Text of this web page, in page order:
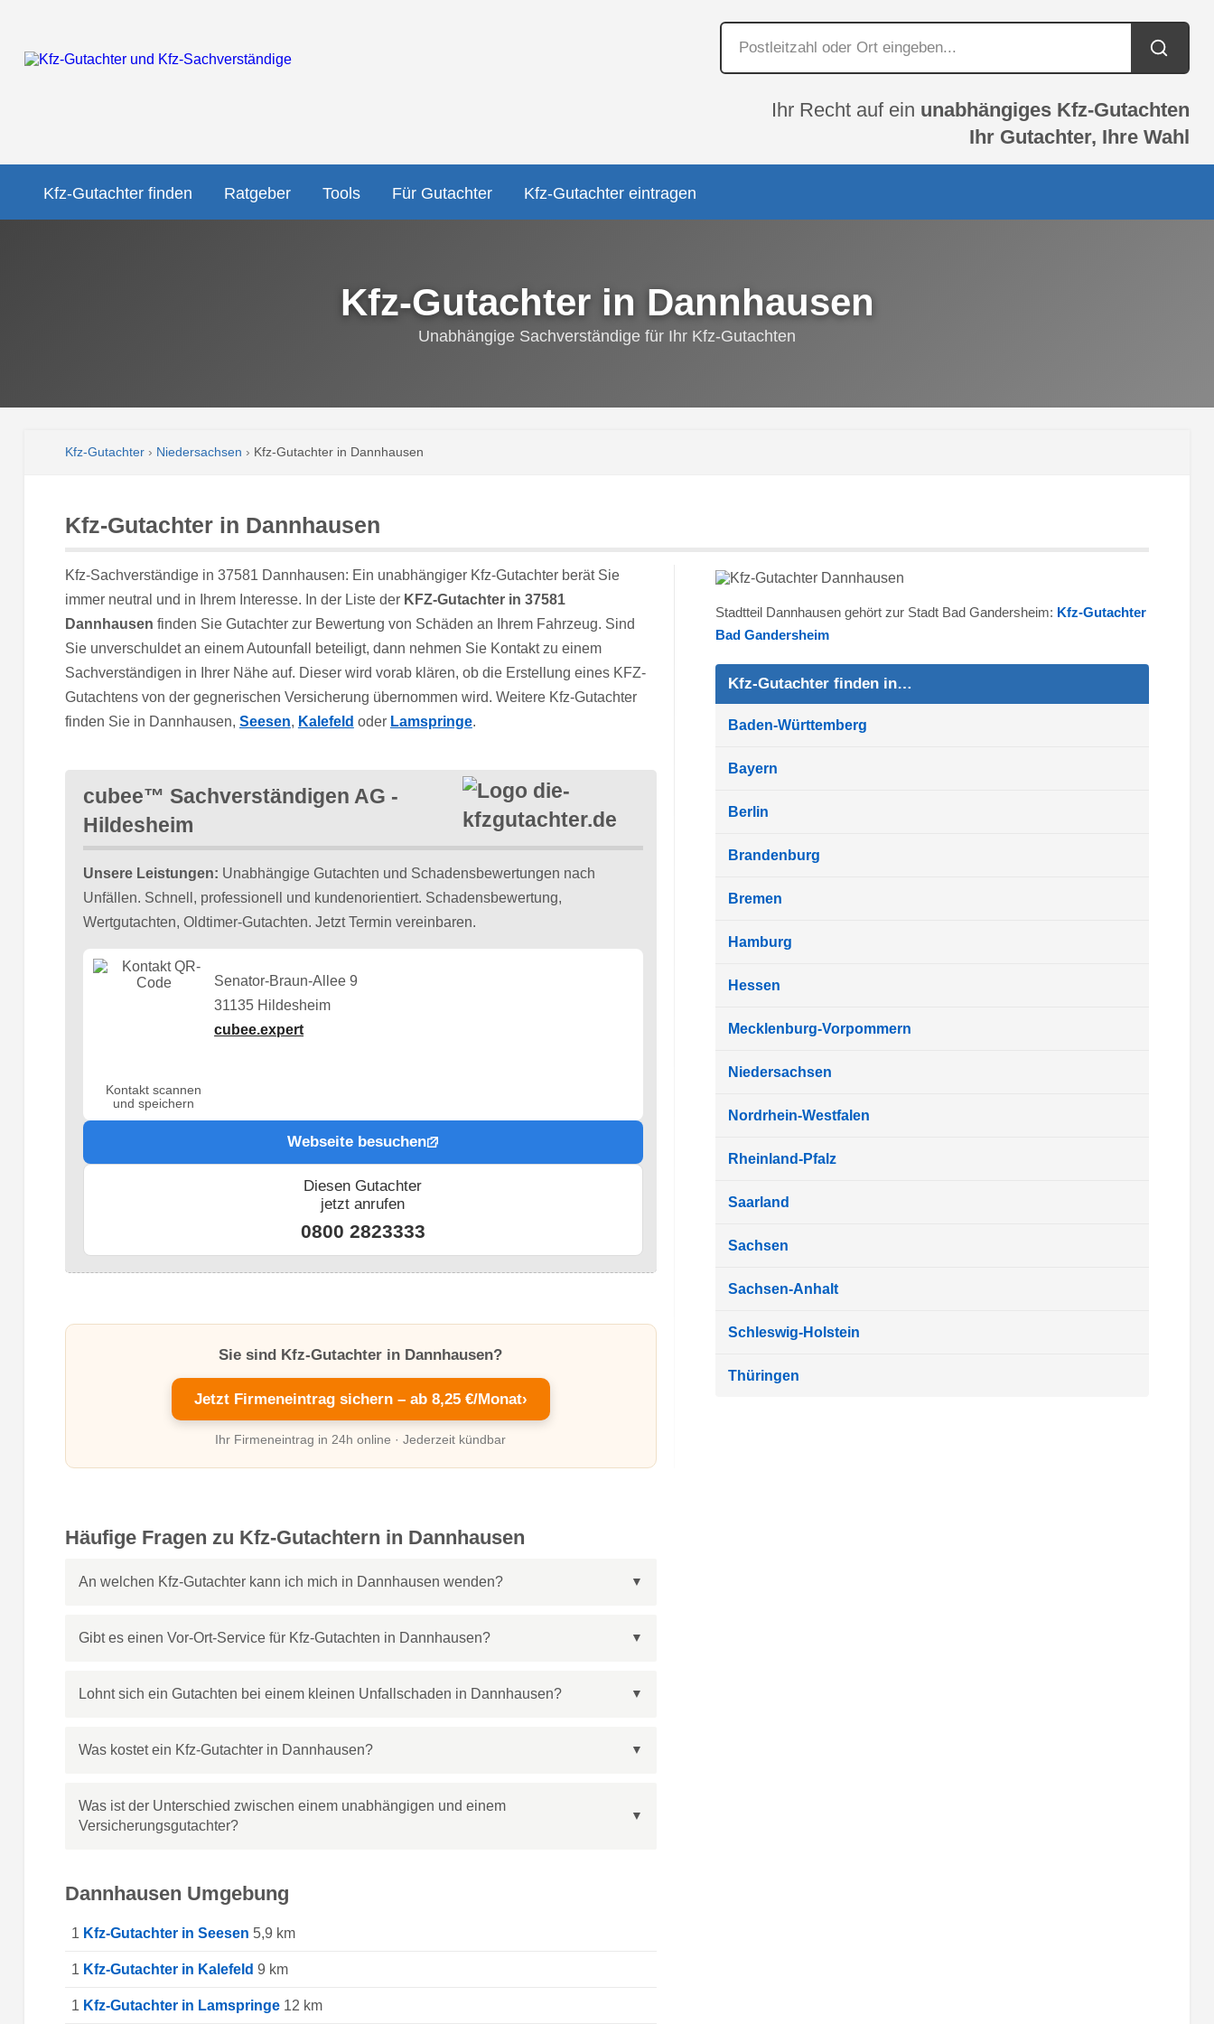
Ihr Recht auf ein unabhängiges Kfz-Gutachten
Ihr Gutachter, Ihre Wahl
Kfz-Gutachter finden Ratgeber Tools Für Gutachter Kfz-Gutachter eintragen
Kfz-Gutachter in Dannhausen
Unabhängige Sachverständige für Ihr Kfz-Gutachten
Kfz-Gutachter› Niedersachsen › Kfz-Gutachter in Dannhausen
Kfz-Gutachter in Dannhausen
Kfz-Sachverständige in 37581 Dannhausen: Ein unabhängiger Kfz-Gutachter berät Sie
immer neutral und in Ihrem Interesse. In der Liste der KFZ-Gutachter in 37581
Dannhausen finden Sie Gutachter zur Bewertung von Schäden an Ihrem Fahrzeug. Sind
Sie unverschuldet an einem Autounfall beteiligt, dann nehmen Sie Kontakt zu einem
Sachverständigen in Ihrer Nähe auf. Dieser wird vorab klären, ob die Erstellung eines KFZ-
Gutachtens von der gegnerischen Versicherung übernommen wird. Weitere Kfz-Gutachter
finden Sie in Dannhausen, Seesen, Kalefeld oder Lamspringe.
cubee™ Sachverständigen AG -
Hildesheim
Unsere Leistungen: Unabhängige Gutachten und Schadensbewertungen nach
Unfällen. Schnell, professionell und kundenorientiert. Schadensbewertung,
Wertgutachten, Oldtimer-Gutachten. Jetzt Termin vereinbaren.
Kontakt scannen
und speichern
Senator-Braun-Allee 9
31135 Hildesheim
cubee.expert
Webseite besuchen
Diesen Gutachter
jetzt anrufen
0800 2823333
Sie sind Kfz-Gutachter in Dannhausen?
Jetzt Firmeneintrag sichern – ab 8,25 €/Monat›
Ihr Firmeneintrag in 24h online · Jederzeit kündbar
Häufige Fragen zu Kfz-Gutachtern in Dannhausen
An welchen Kfz-Gutachter kann ich mich in Dannhausen wenden?
Gibt es einen Vor-Ort-Service für Kfz-Gutachten in Dannhausen?
Lohnt sich ein Gutachten bei einem kleinen Unfallschaden in Dannhausen?
Was kostet ein Kfz-Gutachter in Dannhausen?
Was ist der Unterschied zwischen einem unabhängigen und einem
Versicherungsgutachter?
Dannhausen Umgebung
1 Kfz-Gutachter in Seesen 5,9 km
1 Kfz-Gutachter in Kalefeld 9 km
1 Kfz-Gutachter in Lamspringe12 km
Stadtteil Dannhausen gehört zur Stadt Bad Gandersheim: Kfz-Gutachter
Bad Gandersheim
Kfz-Gutachter finden in…
Baden-Württemberg
Bayern
Berlin
Brandenburg
Bremen
Hamburg
Hessen
Mecklenburg-Vorpommern
Niedersachsen
Nordrhein-Westfalen
Rheinland-Pfalz
Saarland
Sachsen
Sachsen-Anhalt
Schleswig-Holstein
Thüringen